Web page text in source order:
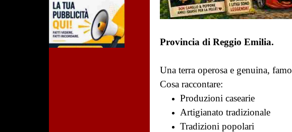
Provincia di Reggio Emilia.
Una terra operosa e genuina,
Cosa raccontare:
Produzioni casearie
Artigianato tradizionale
Tradizioni popolari